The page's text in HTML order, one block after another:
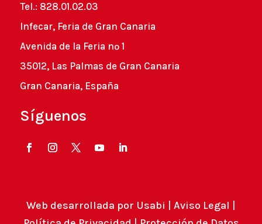
Tel.: 828.01.02.03
Infecar, Feria de Gran Canaria
Avenida de la Feria nº 1
35012, Las Palmas de Gran Canaria
Gran Canaria, España
Síguenos
Web desarrollada por Usabi Aviso Legal